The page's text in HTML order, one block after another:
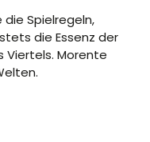
Spielregeln,
die Essenz der
Morente